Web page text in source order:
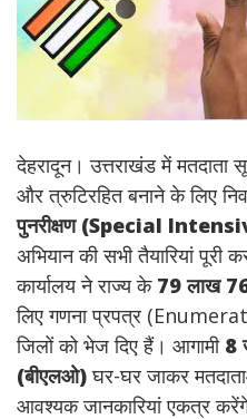
देहरादून। उत्तराखंड में मतदाता
और त्रुटिरहित बनाने के लिए
पुनरीक्षण (Special
अभियान की सभी तैयारियां पूरी
कार्यालय ने राज्य के 79 लाख
लिए गणना प्रपत्र
जिलों को भेज दिए हैं। आगामी 8
(बीएलओ)घर-घर जाकर
आवश्यक जानकारियां एकत्र